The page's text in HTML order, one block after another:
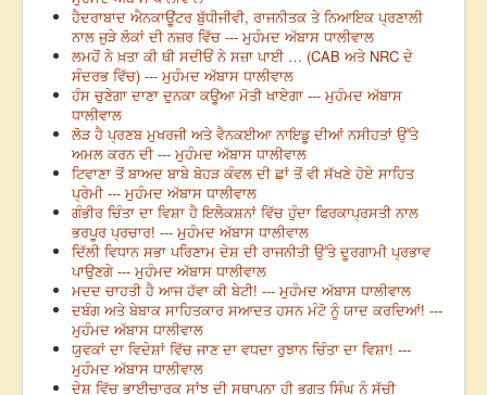
ਹੈਦਰਾਬਾਦ ਐਨਕਾਊਂਟਰ ਬੁੱਧੀਜੀਵੀ, ਰਾਜਨੀਤਕ ਤੇ ਨਿਆਇਕ ਪ੍ਰਣਾਲੀ
ਨਾਲ ਜੁੜੇ ਲੋਕਾਂ ਦੀ ਨਜ਼ਰ ਵਿੱਚ --- ਮੁਹੰਮਦ ਅੱਬਾਸ ਧਾਲੀਵਾਲ
ਲਮਹੋਂ ਨੇ ਖ਼ਤਾ ਕੀ ਥੀ ਸਦੀਓਂ ਨੇ ਸਜ਼ਾ ਪਾਈ … (CAB ਅਤੇ NRC ਦੇ
ਸੰਦਰਭ ਵਿੱਚ) --- ਮੁਹੰਮਦ ਅੱਬਾਸ ਧਾਲੀਵਾਲ
ਹੰਸ ਚੁਣੇਗਾ ਦਾਣਾ ਦੁਨਕਾ ਕਊਆ ਮੋਤੀ ਖਾਏਗਾ --- ਮੁਹੰਮਦ ਅੱਬਾਸ
ਧਾਲੀਵਾਲ
ਲੋੜ ਹੈ ਪ੍ਰਣਬ ਮੁਖਰਜੀ ਅਤੇ ਵੈਨਕਈਆ ਨਾਇਡੂ ਦੀਆਂ ਨਸੀਹਤਾਂ ਉੱਤੇ
ਅਮਲ ਕਰਨ ਦੀ --- ਮੁਹੰਮਦ ਅੱਬਾਸ ਧਾਲੀਵਾਲ
ਟਿਵਾਣਾ ਤੋਂ ਬਾਅਦ ਬਾਬੇ ਬੋਹੜ ਕੰਵਲ ਦੀ ਛਾਂ ਤੋਂ ਵੀ ਸੱਖਣੇ ਹੋਏ ਸਾਹਿਤ
ਪ੍ਰੇਮੀ --- ਮੁਹੰਮਦ ਅੱਬਾਸ ਧਾਲੀਵਾਲ
ਗੰਭੀਰ ਚਿੰਤਾ ਦਾ ਵਿਸ਼ਾ ਹੈ ਇਲੈਕਸ਼ਨਾਂ ਵਿੱਚ ਹੁੰਦਾ ਫਿਰਕਾਪ੍ਰਸਤੀ ਨਾਲ
ਭਰਪੂਰ ਪ੍ਰਚਾਰ! --- ਮੁਹੰਮਦ ਅੱਬਾਸ ਧਾਲੀਵਾਲ
ਦਿੱਲੀ ਵਿਧਾਨ ਸਭਾ ਪਰਿਣਾਮ ਦੇਸ਼ ਦੀ ਰਾਜਨੀਤੀ ਉੱਤੇ ਦੂਰਗਾਮੀ ਪ੍ਰਭਾਵ
ਪਾਉਣਗੇ --- ਮੁਹੰਮਦ ਅੱਬਾਸ ਧਾਲੀਵਾਲ
ਮਦਦ ਚਾਹਤੀ ਹੈ ਆਜ ਹੱਵਾ ਕੀ ਬੇਟੀ! --- ਮੁਹੰਮਦ ਅੱਬਾਸ ਧਾਲੀਵਾਲ
ਦਬੰਗ ਅਤੇ ਬੇਬਾਕ ਸਾਹਿਤਕਾਰ ਸਆਦਤ ਹਸਨ ਮੰਟੋ ਨੂੰ ਯਾਦ ਕਰਦਿਆਂ! ---
ਮੁਹੰਮਦ ਅੱਬਾਸ ਧਾਲੀਵਾਲ
ਯੁਵਕਾਂ ਦਾ ਵਿਦੇਸ਼ਾਂ ਵਿੱਚ ਜਾਣ ਦਾ ਵਧਦਾ ਰੁਝਾਨ ਚਿੰਤਾ ਦਾ ਵਿਸ਼ਾ! ---
ਮੁਹੰਮਦ ਅੱਬਾਸ ਧਾਲੀਵਾਲ
ਦੇਸ਼ ਵਿੱਚ ਭਾਈਚਾਰਕ ਸਾਂਝ ਦੀ ਸਥਾਪਨਾ ਹੀ ਭਗਤ ਸਿੰਘ ਨੂੰ ਸੱਚੀ